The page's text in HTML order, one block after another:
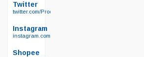
Twitter
twitter.com/ProdusenFiber89
Instagram
instagram.com/ara_fiberglass/
Shopee